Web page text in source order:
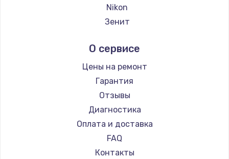
Заказать
1300 руб.
Заказать
Техобслуживание
Заказать
Установка / подключение / демонтаж
Ремонт прицелов Hikmicro
Ремонт прицелов IWT
Ремонт прицелов NNPO
Ремонт прицелов Taigan
Ремонт прицелов Thermal Scope
Ремонт прицелов ConoTech
Ремонт прицелов Легат
Ремонт прицелов Athlon
Nikon
Зенит
Artelv
Hakko
HALES
Leica
Vector Optics
Carl Zeiss
Zeiss
AGM Global Vision
О сервисе
Цены на ремонт
Гарантия
Отзывы
Диагностика
Оплата и доставка
FAQ
Контакты